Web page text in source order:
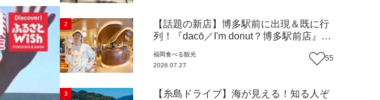
2
【話題の新店】博多駅前に出現＆既に行
列！『dacō／I'm donut？博多駅前店』徹
た楽しみ方＆イチオシメニューも紹介！
福岡食べる観光
2026.07.27
55
3
【糸島ドライブ】海が見える！知る人ぞ